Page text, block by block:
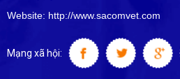
Website: http://www.sacomvet.com
Mạng xã hội: